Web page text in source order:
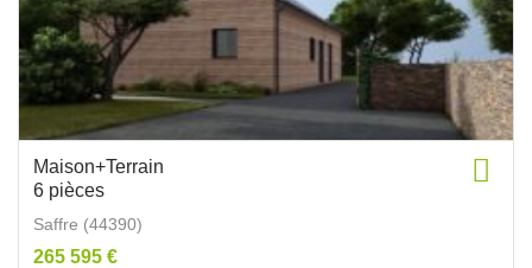
Maison+Terrain
6 pièces
Saffre (44390)
265 595 €